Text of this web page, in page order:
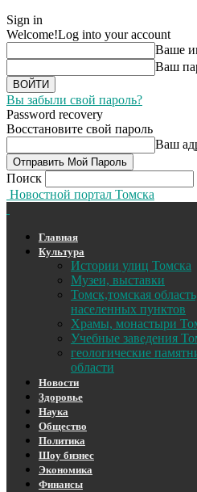
Sign in
Welcome!Log into your account
Ваше
Ваш
Вы забыли свой пароль?
Password recovery
Восстановите свой пароль
Ваш
Поиск
Новостной портал Томска
Главная
Культура
Истории улиц Томска
Музеи, выставки
Томск,томская
населенных пунктов
Храмы, монастыри
Учебные заведения
геологические
области
Новости
Здоровье
Наука
Общество
Политика
Шоу бизнес
Экономика
Финансы